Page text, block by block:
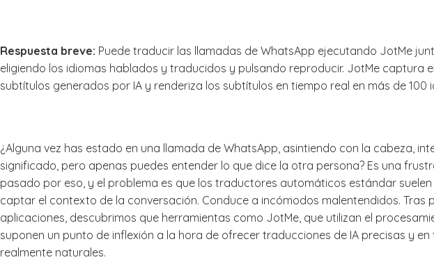
Respuesta breve: Puede traducir las llamadas de WhatsApp ejecutando JotMe
eligiendo los idiomas hablados y traducidos y pulsando reproducir. JotMe captura
subtítulos generados por IA y renderiza los subtítulos en tiempo real en más de 100
¿Alguna vez has estado en una llamada de WhatsApp, asintiendo con la cabeza,
significado, pero apenas puedes entender lo que dice la otra persona? Es una
pasado por eso, y el problema es que los traductores automáticos estándar
captar el contexto de la conversación. Conduce a incómodos malentendidos. Tras
aplicaciones, descubrimos que herramientas como JotMe, que utilizan el
suponen un punto de inflexión a la hora de ofrecer traducciones de IA precisas y
realmente naturales.